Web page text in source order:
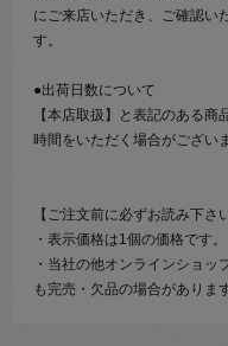
にご来店いただき、ご確認い
す。
●出荷日数について
【本店取扱】と表記のある
時間をいただく場合がござい
【ご注文前に必ずお読み下さ
・表示価格は1個の価格です。
・当社の他オンラインショ
も完売・欠品の場合がありま